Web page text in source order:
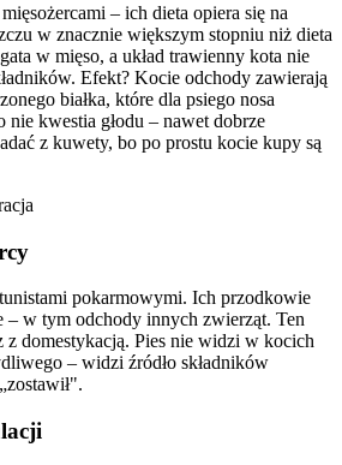
– ich dieta opiera się na
w znacznie większym stopniu niż dieta
w mięso, a układ trawienny kota nie
Efekt? Kocie odchody zawierają
białka, które dla psiego nosa
nie kwestia głodu – nawet dobrze
z kuwety, bo po prostu kocie kupy są
pokarmowymi. Ich przodkowie
– w tym odchody innych zwierząt. Ten
z domestykacją. Pies nie widzi w kocich
– widzi źródło składników